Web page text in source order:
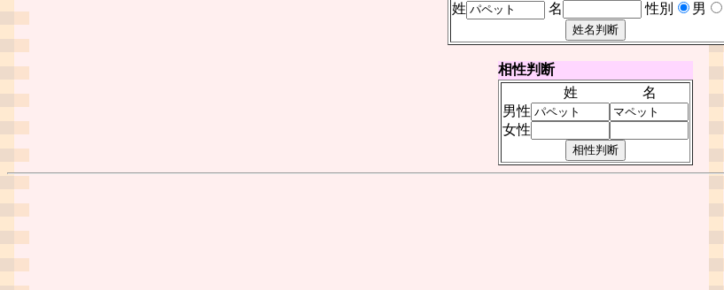
姓
名 性別 男
相性判断
姓
名
男性
女性